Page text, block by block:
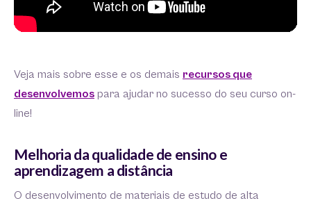
Veja mais sobre esse e os demais recursos que
desenvolvemos para ajudar no sucesso do seu curso on-
line!
Melhoria da qualidade de ensino e
aprendizagem a distância
O desenvolvimento de materiais de estudo de alta